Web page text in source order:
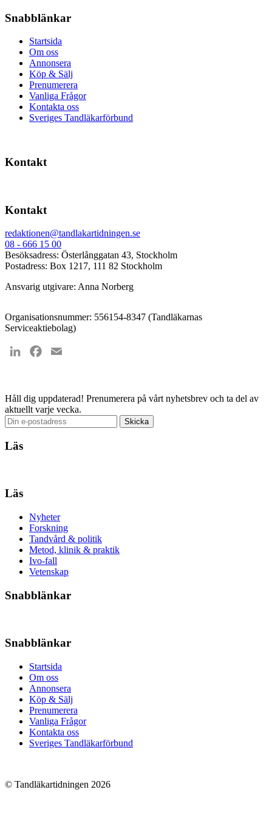
Snabblänkar
Startsida
Om oss
Annonsera
Köp & Sälj
Prenumerera
Vanliga Frågor
Kontakta oss
Sveriges Tandläkarförbund
Kontakt
Kontakt
redaktionen@tandlakartidningen.se
08 - 666 15 00
Besöksadress: Österlånggatan 43, Stockholm
Postadress: Box 1217, 111 82 Stockholm
Ansvarig utgivare: Anna Norberg
Organisationsnummer: 556154-8347 (Tandläkarnas
Serviceaktiebolag)
LinkedInFacebook
Håll dig uppdaterad! Prenumerera på vårt nyhetsbrev och ta del av
aktuellt varje vecka.
Läs
Läs
Nyheter
Forskning
Tandvård & politik
Metod, klinik & praktik
Ivo-fall
Vetenskap
Snabblänkar
Snabblänkar
Startsida
Om oss
Annonsera
Köp & Sälj
Prenumerera
Vanliga Frågor
Kontakta oss
Sveriges Tandläkarförbund
© Tandläkartidningen 2026